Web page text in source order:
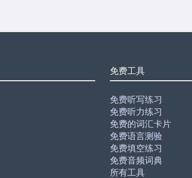
免费工具
免费听写练习
免费听力练习
免费的词汇卡片
免费语言测验
免费填空练习
免费音频词典
所有工具